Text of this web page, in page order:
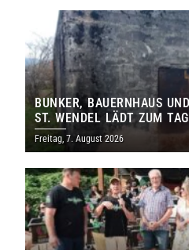
BUNKER, BAUERNHAUS
ST. WENDEL LÄDT ZUM
DENKMALS EIN
Freitag, 7. August 2026